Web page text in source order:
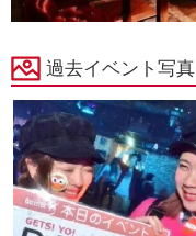
過去イベント写真